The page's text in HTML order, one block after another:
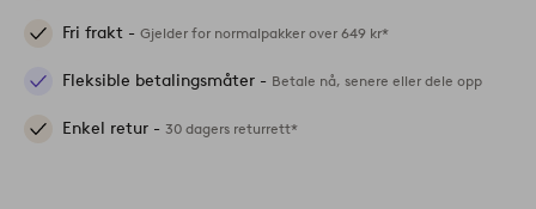
Fri frakt - Gjelder for normalpakker over 649 kr*
Fleksible betalingsmåter - Betale nå, senere eller dele opp
Enkel retur - 30 dagers returrett*